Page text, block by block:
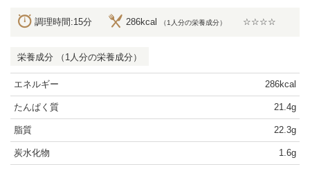
調理時間:15分 286kcal （1人分の栄養成分） ☆☆☆☆
栄養成分 （1人分の栄養成分）
エネルギー 286kcal
たんぱく質 21.4g
脂質 22.3g
炭水化物 1.6g